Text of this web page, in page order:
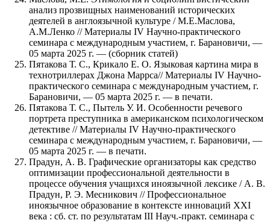
анализ прозвищных наименований исторических
деятелей в англоязычной культуре / М.Е.Маслова,
А.М.Ленко // Материалы IV Научно-практического
семинара с международным участием, г. Барановичи, —
05 марта 2025 г. — (сборник статей)
Пятакова Т. С., Крикало Е. О. Языковая картина мира в
технотриллерах Джона Маррса// Материалы IV Научно-
практического семинара с международным участием, г.
Барановичи, — 05 марта 2025 г. — в печати.
Пятакова Т. С., Пытель У. И. Особенности речевого
портрета преступника в американском психологическом
детективе // Материалы IV Научно-практического
семинара с международным участием, г. Барановичи, —
05 марта 2025 г. — в печати.
Прадун, А. В. Графические организаторы как средство
оптимизации профессиональной деятельности в
процессе обучения учащихся иноязычной лексике / А. В.
Прадун, Р. Э. Месникович // Профессиональное
иноязычное образование в контексте инноваций XXI
века : сб. ст. по результатам III Науч.-практ. семинара с